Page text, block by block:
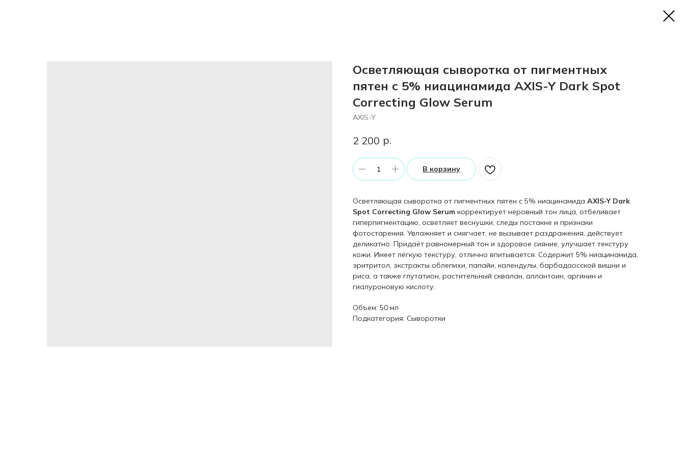
Осветляющая сыворотка от пигментных
пятен с 5% ниацинамида AXIS-Y Dark Spot
Correcting Glow Serum
AXIS-Y
2 200 р.
В корзину
Осветляющая сыворотка от пигментных пятен с 5% ниацинамида AXIS-Y Dark
Spot Correcting Glow Serum корректирует неровный тон лица, отбеливает
гиперпигментацию, осветляет веснушки, следы постакне и признаки
фотостарения. Увлажняет и смягчает, не вызывает раздражения, действует
деликатно. Придаёт равномерный тон и здоровое сияние, улучшает текстуру
кожи. Имеет лёгкую текстуру, отлично впитывается. Содержит 5% ниацинамида,
эритритол, экстракты облепихи, папайи, календулы, барбадаосской вишни и
риса, а также глутатион, растительный сквалан, аллантоин, аргинин и
гиалуроновую кислоту.
Объем: 50 мл
Подкатегория: Сыворотки